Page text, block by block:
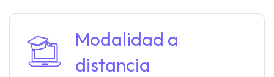
Modalidad a
distancia